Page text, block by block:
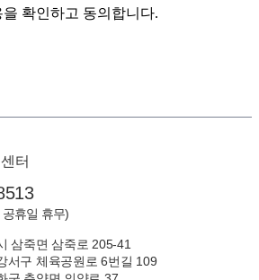
확인하고 동의합니다.
터
공휴일 휴무)
삼죽면 삼죽로 205-41
서구 체육공원로 6번길 109